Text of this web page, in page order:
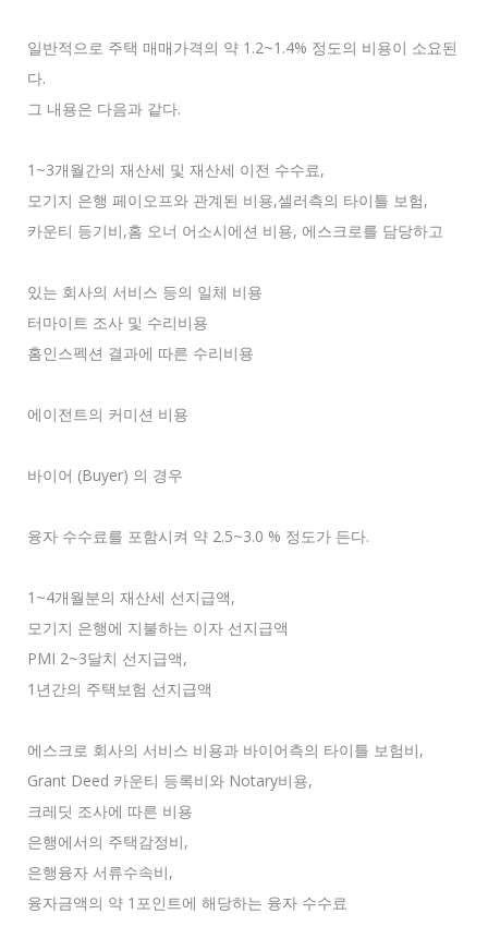
일반적으로 주택 매매가격의 약 1.2~1.4% 정도의 비용이 소요된
다.
그 내용은 다음과 같다.
1~3개월간의 재산세 및 재산세 이전 수수료,
모기지 은행 페이오프와 관계된 비용,셀러측의 타이틀 보험,
카운티 등기비,홈 오너 어소시에션 비용, 에스크로를 담당하고
있는 회사의 서비스 등의 일체 비용
터마이트 조사 및 수리비용
홈인스펙션 결과에 따른 수리비용
에이전트의 커미션 비용
바이어 (Buyer) 의 경우
융자 수수료를 포함시켜 약 2.5~3.0 % 정도가 든다.
1~4개월분의 재산세 선지급액,
모기지 은행에 지불하는 이자 선지급액
PMI 2~3달치 선지급액,
1년간의 주택보험 선지급액
에스크로 회사의 서비스 비용과 바이어측의 타이틀 보험비,
Grant Deed 카운티 등록비와 Notary비용,
크레딧 조사에 따른 비용
은행에서의 주택감정비,
은행융자 서류수속비,
융자금액의 약 1포인트에 해당하는 융자 수수료